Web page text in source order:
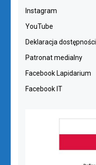
Instagram
YouTube
Deklaracja dostępności
Patronat medialny
Facebook Lapidarium
Facebook IT